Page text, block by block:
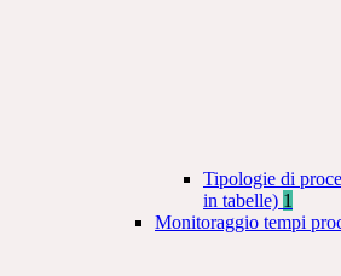
Tipologie di
in tabelle) 1
Monitoraggio tempi